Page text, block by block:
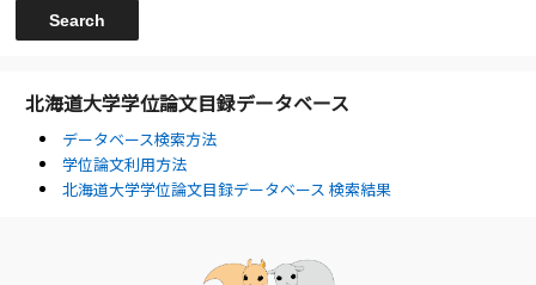
北海道大学学位論文目録データベース
データベース検索方法
学位論文利用方法
北海道大学学位論文目録データベース 検索結果